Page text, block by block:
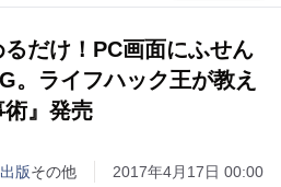
だけ！PC画面にふせん
。ライフハック王が教え
術』発売
版その他 2017年4月17日 00:00